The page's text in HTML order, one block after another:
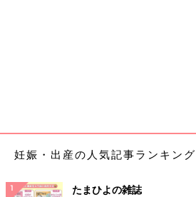
妊娠・出産の人気記事ランキング
たまひよの雑誌